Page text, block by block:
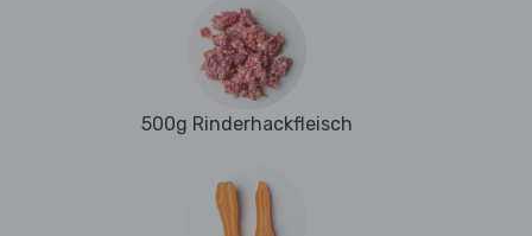
500g Rinderhackfleisch